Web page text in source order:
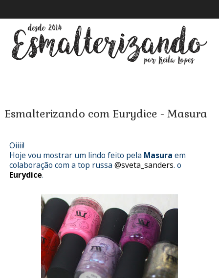
Esmalterizando com Eurydice - Masura
Oiiii!
Hoje vou mostrar um lindo feito pela Masura em
colaboração com a top russa @sveta_sanders. o
Eurydice.